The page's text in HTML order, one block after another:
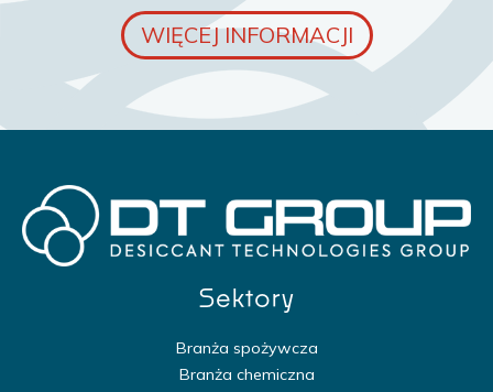
WIĘCEJ INFORMACJI
Sektory
Branża spożywcza
Branża chemiczna